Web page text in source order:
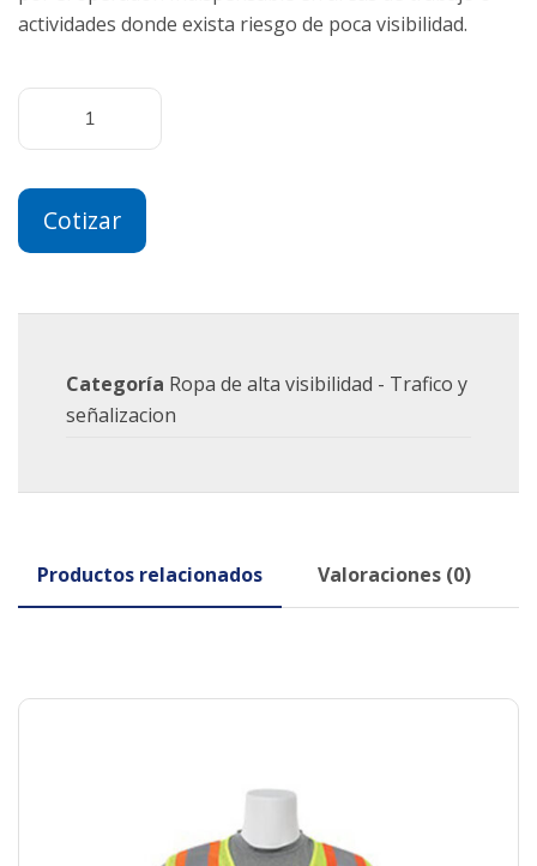
actividades donde exista riesgo de poca visibilidad.
Cotizar
Categoría Ropa de alta visibilidad - Trafico y
señalizacion
Productos relacionados Valoraciones (0)